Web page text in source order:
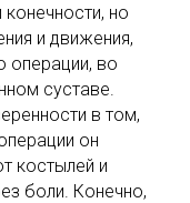
но
и движения,
операции, во
суставе.
в том,
он
костылей и
боли. Конечно,